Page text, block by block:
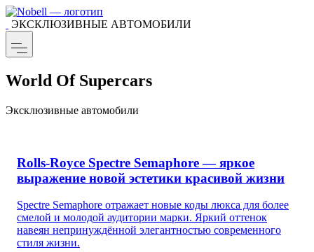
ЭКСКЛЮЗИВНЫЕ АВТОМОБИЛИ
World Of Supercars
Эксклюзивные автомобили
Rolls-Royce Spectre Semaphore — яркое
выражение новой эстетики красивой жизни
Spectre Semaphore отражает новые коды люкса для более
смелой и молодой аудитории марки. Яркий оттенок
навеян непринуждённой элегантностью современного
стиля жизни.